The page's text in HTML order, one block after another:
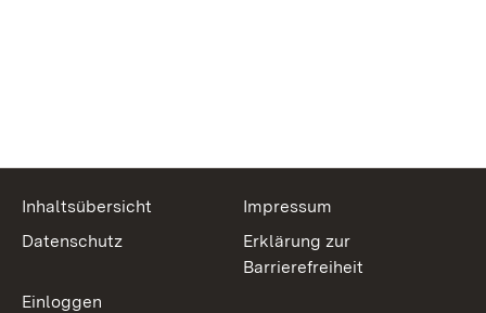
Inhaltsübersicht
Impressum
Datenschutz
Erklärung zur
Barrierefreiheit
Einloggen